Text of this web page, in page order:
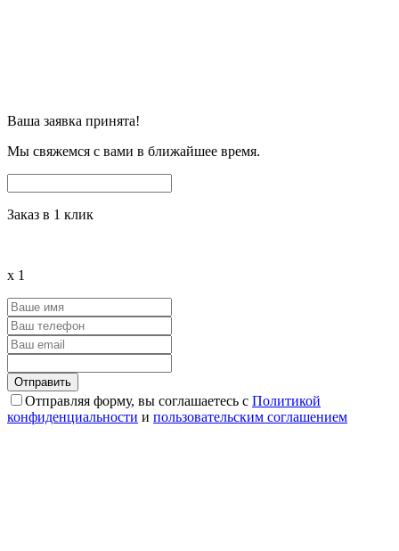
Ваша заявка принята!
Мы свяжемся с вами в ближайшее время.
Заказ в 1 клик
x 1
Отправляя форму, вы соглашаетесь с Политикой
конфиденциальности и пользовательским соглашением